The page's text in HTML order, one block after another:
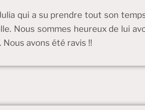
qui a su prendre tout son
Nous sommes heureux de lui
avons été ravis !!